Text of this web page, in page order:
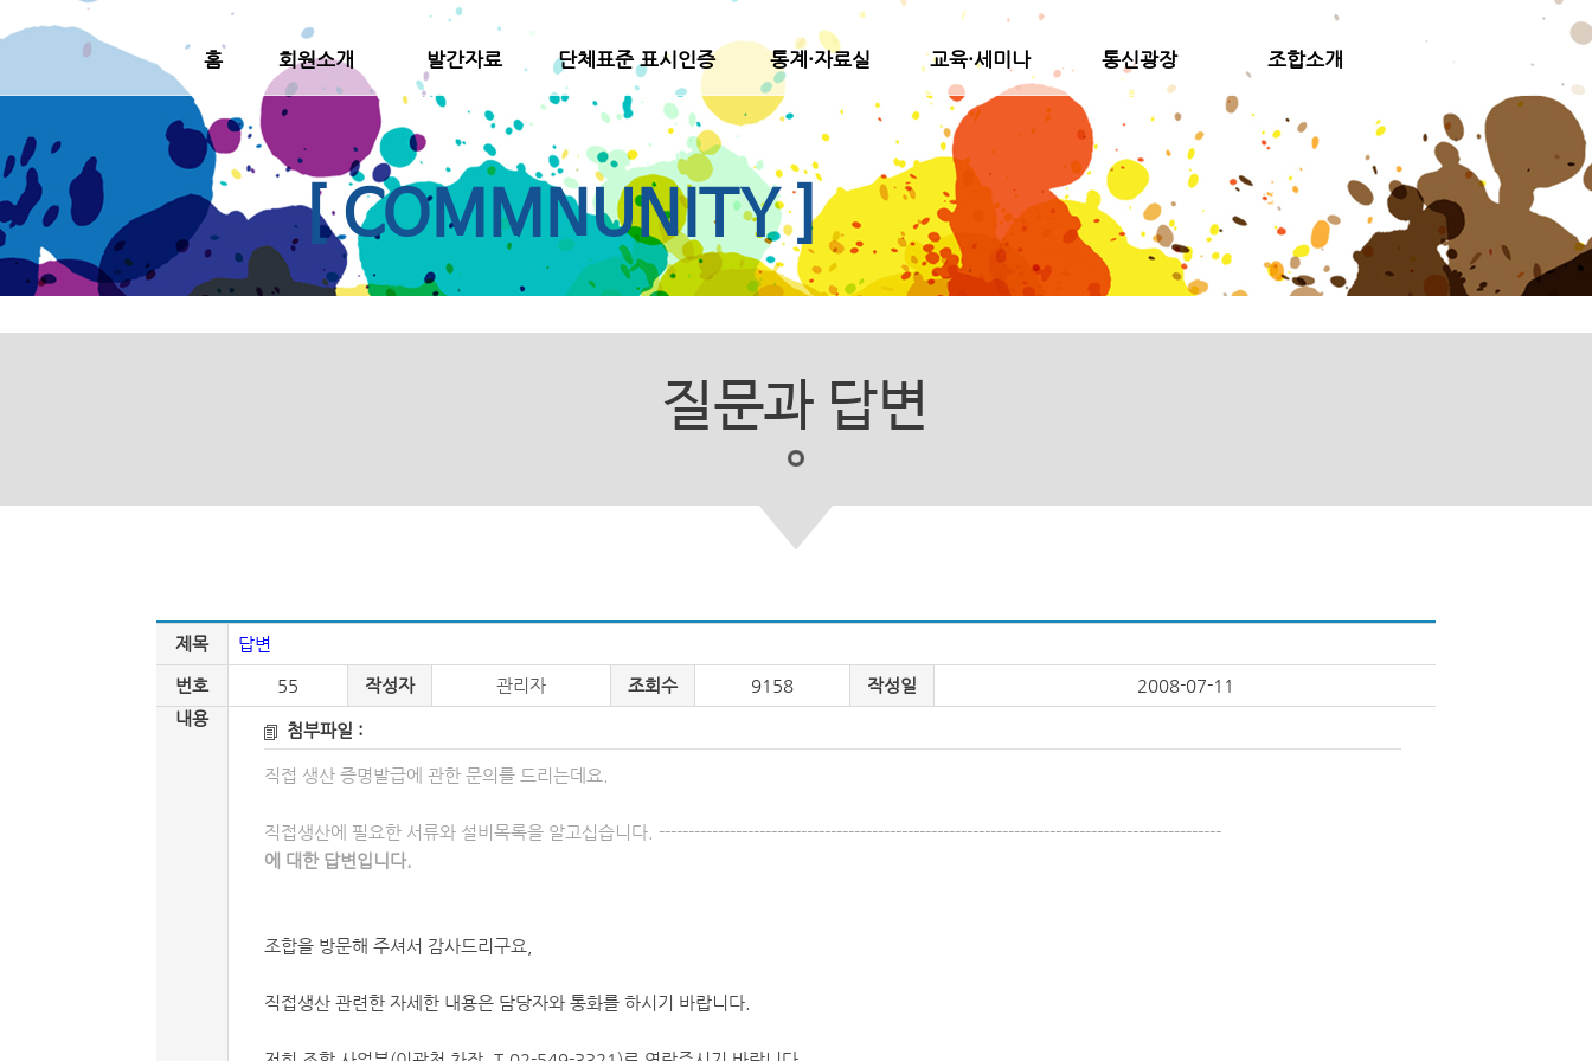
홈 회원소개 발간자료 단체표준 표시인증 통계·자료실 교육·세미나 통신광장 조합소개
[ COMMNUNITY ]
질문과 답변
제목 답변
번호 55 작성자 관리자 조회수 9158 작성일
2008-07-11
내용
첨부파일 :
직접 생산 증명발급에 관한 문의를 드리는데요.
직접생산에 필요한 서류와 설비목록을 알고십습니다. -----------------------------------------------------------------------------------------------
에 대한 답변입니다.
조합을 방문해 주셔서 감사드리구요,
직접생산 관련한 자세한 내용은 담당자와 통화를 하시기 바랍니다.